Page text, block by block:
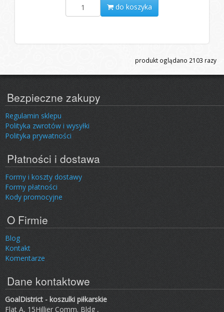
do koszyka
produkt oglądano 2103 razy
Bezpieczne zakupy
Regulamin sklepu
Polityka zwrotów i wysyłki
Polityka prywatności
Płatności i dostawa
Formy i koszty dostawy
Formy płatności
Kody promocyjne
O Firmie
Blog
Kontakt
Komentarze
Dane kontaktowe
GoalDistrict - koszulki piłkarskie
Flat A, 15Hillier Comm. Bldg ,